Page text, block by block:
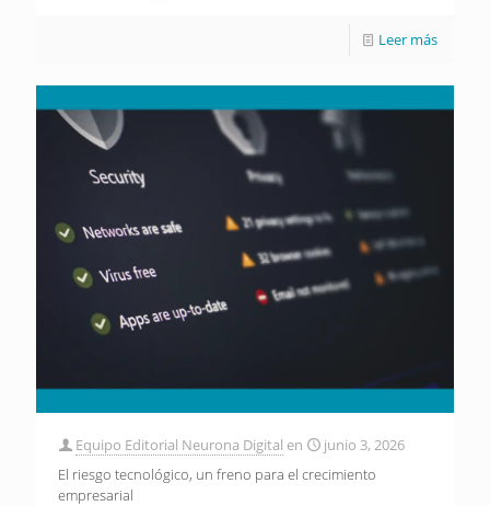
Leer más
Equipo Editorial Neurona Digital en
junio 3, 2026
El riesgo tecnológico, un freno para el crecimiento
empresarial